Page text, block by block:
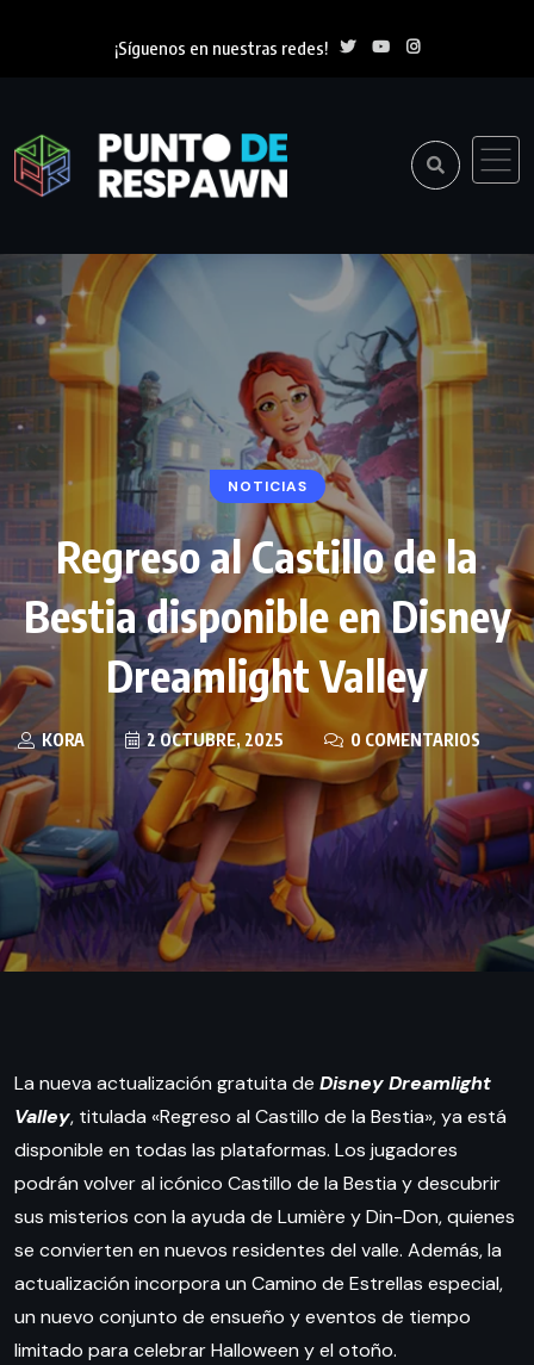
¡Síguenos en nuestras redes!
NOTICIAS
Regreso al Castillo de la
Bestia disponible en Disney
Dreamlight Valley
KORA 2 OCTUBRE, 2025 0 COMENTARIOS
La nueva actualización gratuita de Disney Dreamlight
Valley, titulada «Regreso al Castillo de la Bestia», ya está
disponible en todas las plataformas. Los jugadores
podrán volver al icónico Castillo de la Bestia y descubrir
sus misterios con la ayuda de Lumière y Din-Don, quienes
se convierten en nuevos residentes del valle. Además, la
actualización incorpora un Camino de Estrellas especial,
un nuevo conjunto de ensueño y eventos de tiempo
limitado para celebrar Halloween y el otoño.